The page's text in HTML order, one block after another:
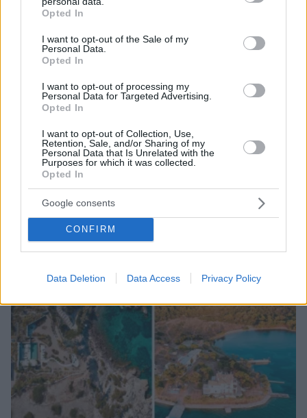
grant or deny consent to Google and its third-party tags to
use your data for below specified purposes in below Google
consent section.
Opted In
I want to opt-out of the Sale of my
Personal Data.
Opted In
I want to opt-out of processing my
Personal Data for Targeted Advertising.
Opted In
I want to opt-out of Collection, Use,
Retention, Sale, and/or Sharing of my
Personal Data that Is Unrelated with the
Purposes for which it was collected.
Opted In
Google consents
CONFIRM
Data Deletion Data Access Privacy Policy
«Δεν το πιστεύουμε», λένε οι Αμερικανοί που
υιοθέτησαν τον Αφγανό στη Λέσβο - Η αρχική
εκδοχή για το φονικό στην Κυψέλη και η σιωπή
στην απολογία
07.08.2026, 07:19